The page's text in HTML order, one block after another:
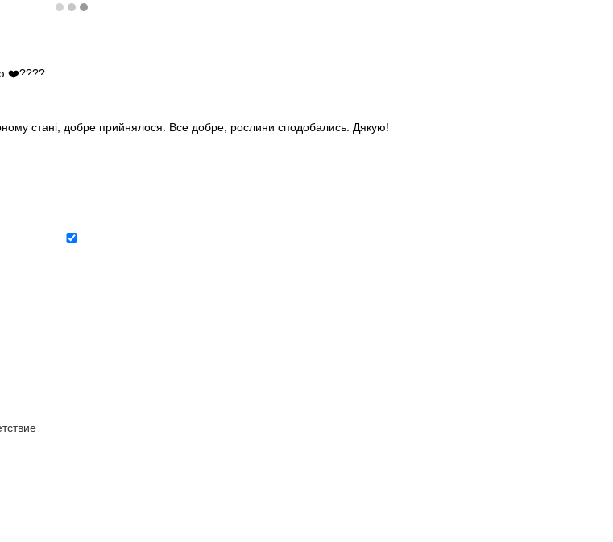
❤️????
стані, добре прийнялося. Все добре, рослини сподобались. Дякую!